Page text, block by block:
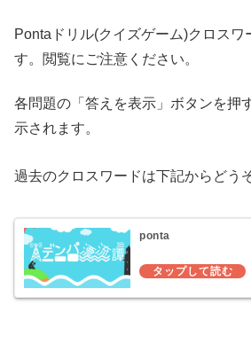
Pontaドリル(クイズゲーム)クロスワ
す。閲覧にご注意ください。
各問題の「答えを表示」ボタンを押
示されます。
過去のクロスワードは下記からどう
ponta